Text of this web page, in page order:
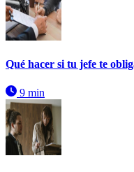
Qué hacer si tu jefe te
9 min